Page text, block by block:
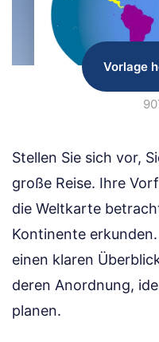
Vorlage
Stellen Sie sich vor,
große Reise. Ihre
die Weltkarte
Kontinente
einen klaren
deren Anordnung,
planen.